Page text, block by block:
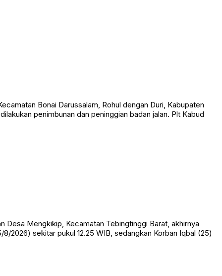
Bonai Darussalam, Rohul dengan Duri, Kabupaten
penimbunan dan peninggian badan jalan. Plt Kabud
Desa Mengkikip, Kecamatan Tebingtinggi Barat, akhirnya
2026) sekitar pukul 12.25 WIB, sedangkan Korban Iqbal (25)